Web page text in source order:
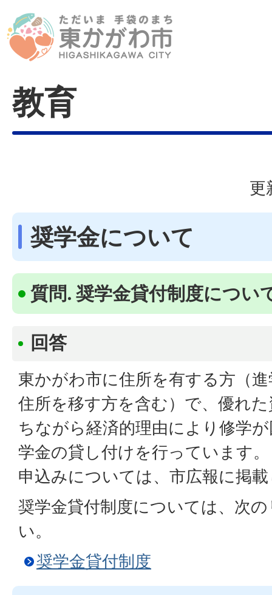
教育
更
奨学金について
質問. 奨学金貸付制度につい
回答
東かがわ市に住所を有する方（
住所を移す方を含む）で、優れ
ちながら経済的理由により修学
学金の貸し付けを行っています。
申込みについては、市広報に掲
奨学金貸付制度については、次
い。
奨学金貸付制度